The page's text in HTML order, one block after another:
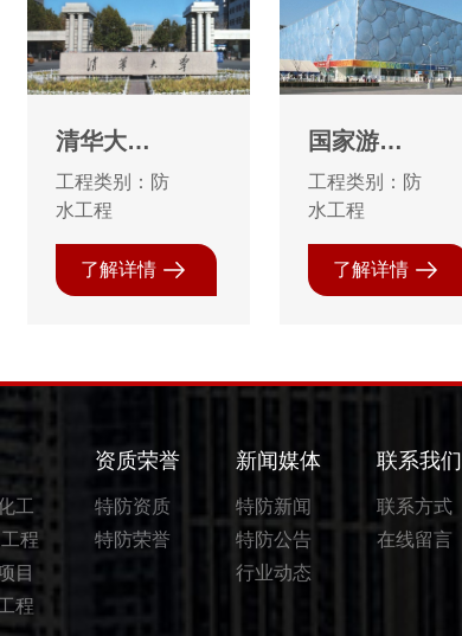
清华大学
1997-2010
年36万㎡
防水工程
工程类别：防
水工程
了解详情
国家游泳
中心“水立
方”10万㎡
防水工程
工程类别：防
水工程
了解详情
工
程
目
程
资质荣誉
特防资质
特防荣誉
新闻媒体
特防新闻
特防公告
行业动态
联系我们
联系方式
在线留言